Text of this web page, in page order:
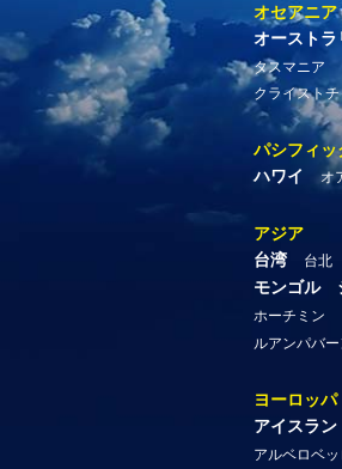
オセアニア
オーストラ
タスマニア
クライスト
パシフィッ
ハワイ
オ
アジア
台湾
台北
モンゴル
ホーチミン
ルアンパバー
ヨーロッパ
アイスラン
アルベロベッ